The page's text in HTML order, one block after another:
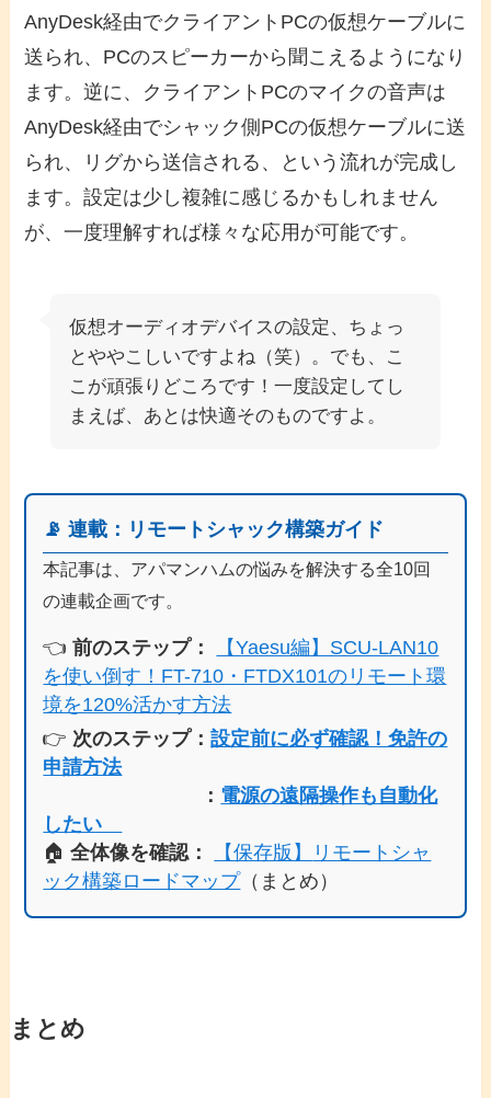
AnyDesk経由でクライアントPCの仮想ケーブルに
送られ、PCのスピーカーから聞こえるようになり
ます。逆に、クライアントPCのマイクの音声は
AnyDesk経由でシャック側PCの仮想ケーブルに送
られ、リグから送信される、という流れが完成し
ます。設定は少し複雑に感じるかもしれません
が、一度理解すれば様々な応用が可能です。
仮想オーディオデバイスの設定、ちょっ
とややこしいですよね（笑）。でも、こ
こが頑張りどころです！一度設定してし
まえば、あとは快適そのものですよ。
📡 連載：リモートシャック構築ガイド
本記事は、アパマンハムの悩みを解決する全10回
の連載企画です。
👈前のステップ：
【Yaesu編】SCU-LAN10
を使い倒す！FT-710・FTDX101のリモート環
境を120%活かす方法
👉 次のステップ：設定前に必ず確認！免許の
申請方法
： 電源の遠隔操作も自動化
したい
🏠全体像を確認： 【保存版】
リモートシャ
ック構築ロードマップ（まとめ）
まとめ